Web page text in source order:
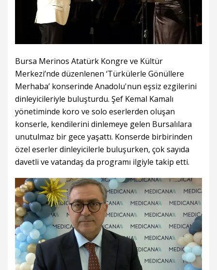
Bursa Merinos Atatürk Kongre ve Kültür
Merkezi’nde düzenlenen ‘Türkülerle Gönüllere
Merhaba’ konserinde Anadolu'nun eşsiz ezgilerini
dinleyicileriyle buluşturdu. Şef Kemal Kamalı
yönetiminde koro ve solo eserlerden oluşan
konserle, kendilerini dinlemeye gelen Bursalılara
unutulmaz bir gece yaşattı. Konserde birbirinden
özel eserler dinleyicilerle buluşurken, çok sayıda
davetli ve vatandaş da programı ilgiyle takip etti.